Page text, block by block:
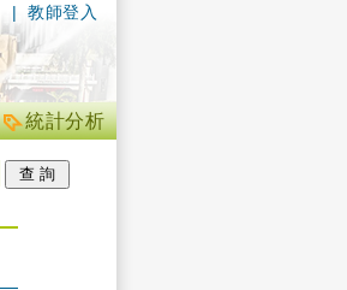
| 教師登入
統計分析